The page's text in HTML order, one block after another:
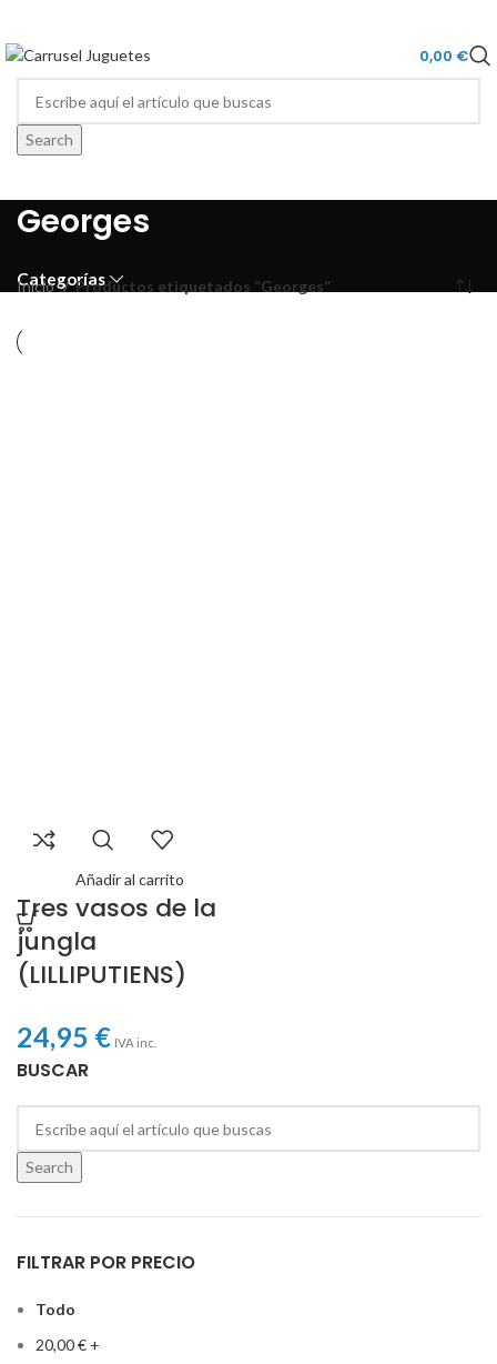
0,00 €
Search
Georges
Categorías
BUSCAR
Search
FILTRAR POR PRECIO
Todo
20,00€ +
Inicio Productos etiquetados “Georges”
Añadir al carrito
Tres vasos de la
jungla
(LILLIPUTIENS)
24,95 € IVA inc.